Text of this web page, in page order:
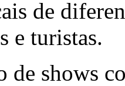
de
e turistas.
de shows